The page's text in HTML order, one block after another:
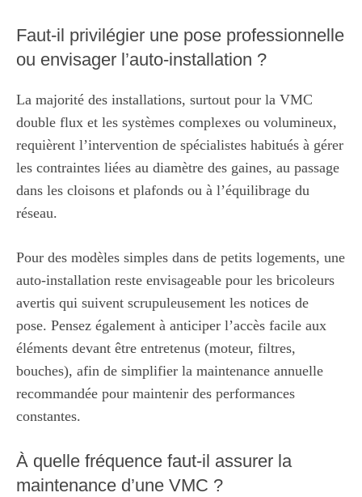
Faut-il privilégier une pose professionnelle
ou envisager l’auto-installation ?
La majorité des installations, surtout pour la VMC
double flux et les systèmes complexes ou volumineux,
requièrent l’intervention de spécialistes habitués à gérer
les contraintes liées au diamètre des gaines, au passage
dans les cloisons et plafonds ou à l’équilibrage du
réseau.
Pour des modèles simples dans de petits logements, une
auto-installation reste envisageable pour les bricoleurs
avertis qui suivent scrupuleusement les notices de
pose. Pensez également à anticiper l’accès facile aux
éléments devant être entretenus (moteur, filtres,
bouches), afin de simplifier la maintenance annuelle
recommandée pour maintenir des performances
constantes.
À quelle fréquence faut-il assurer la
maintenance d’une VMC ?